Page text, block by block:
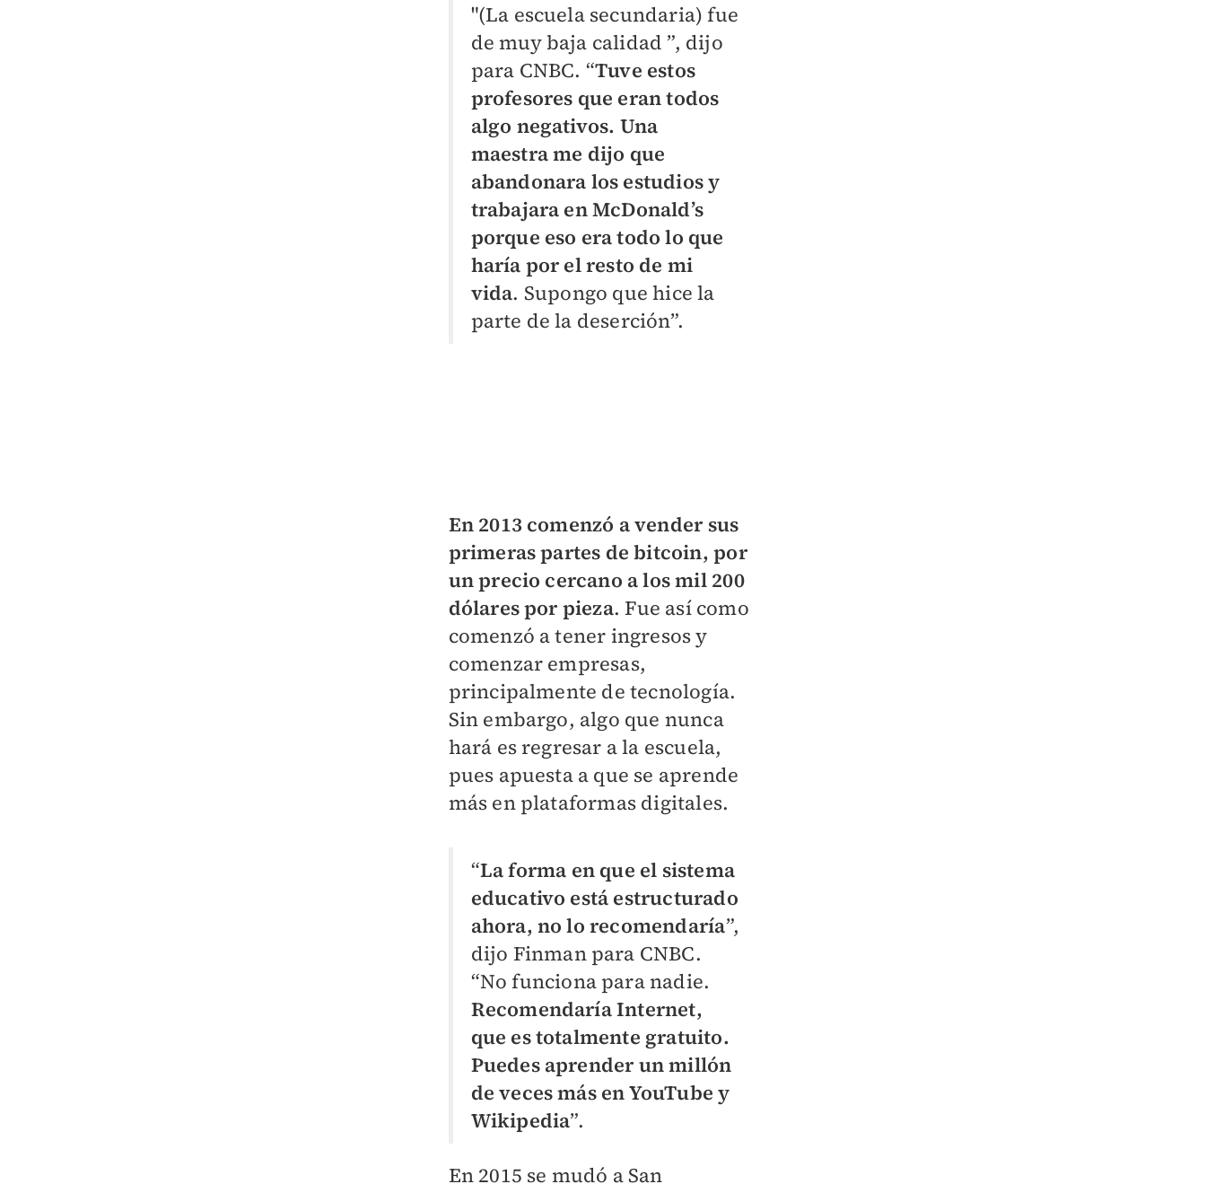
"(La escuela secundaria) fue
de muy baja calidad ”, dijo
para CNBC. “Tuve estos
profesores que eran todos
algo negativos. Una
maestra me dijo que
abandonara los estudios y
trabajara en McDonald’s
porque eso era todo lo que
haría por el resto de mi
vida. Supongo que hice la
parte de la deserción”.
En 2013 comenzó a vender sus
primeras partes de bitcoin, por
un precio cercano a los mil 200
dólares por pieza. Fue así como
comenzó a tener ingresos y
comenzar empresas,
principalmente de tecnología.
Sin embargo, algo que nunca
hará es regresar a la escuela,
pues apuesta a que se aprende
más en plataformas digitales.
“La forma en que el sistema
educativo está estructurado
ahora, no lo recomendaría”,
dijo Finman para CNBC.
“No funciona para nadie.
Recomendaría Internet,
que es totalmente gratuito.
Puedes aprender un millón
de veces más en YouTube y
Wikipedia”.
En 2015 se mudó a San